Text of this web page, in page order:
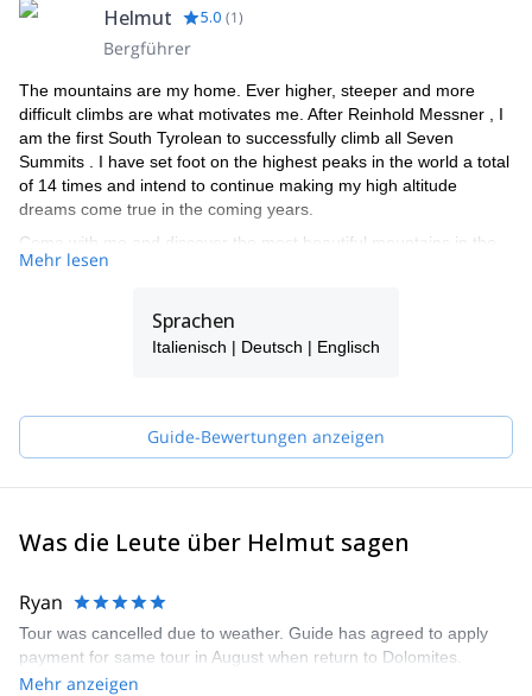
Helmut 5.0 (1)
Bergführer
The mountains are my home. Ever higher, steeper and more
difficult climbs are what motivates me. After Reinhold Messner , I
am the first South Tyrolean to successfully climb all Seven
Summits . I have set foot on the highest peaks in the world a total
of 14 times and intend to continue making my high altitude
dreams come true in the coming years.
Come with me and discover the most beautiful mountains in the
Alps and the Dolomites or join one of my trips to some of the
the 7 summits with me!
Mehr lesen
Sprachen
Italienisch | Deutsch | Englisch
Guide-Bewertungen anzeigen
Was die Leute über Helmut sagen
Ryan
Tour was cancelled due to weather. Guide has agreed to apply
payment for same tour in August when return to Dolomites.
Mehr anzeigen